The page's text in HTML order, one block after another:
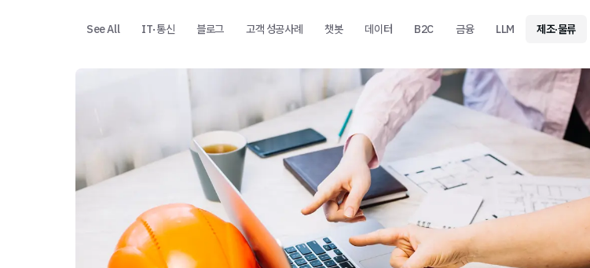
See All IT·통신 블로그 고객 성공사례 챗봇 데이터 B2C 금융 LLM 제조·물류